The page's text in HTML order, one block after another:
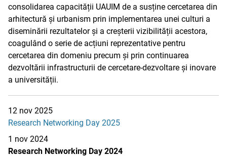
consolidarea capacității UAUIM de a susține cercetarea din
arhitectură și urbanism prin implementarea unei culturi a
diseminării rezultatelor și a creșterii vizibilității acestora,
coagulând o serie de acțiuni reprezentative pentru
cercetarea din domeniu precum și prin continuarea
dezvoltării infrastructurii de cercetare-dezvoltare și inovare
a universității.
12 nov 2025
Research Networking Day 2025
1 nov 2024
Research Networking Day 2024